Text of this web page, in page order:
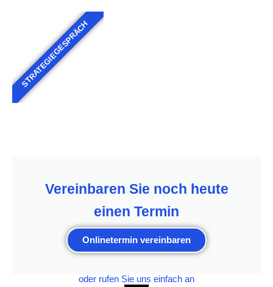
Vereinbaren Sie noch heute
einen Termin
Onlinetermin vereinbaren
STRATEGIEGESPRÄCH
oder rufen Sie uns einfach an